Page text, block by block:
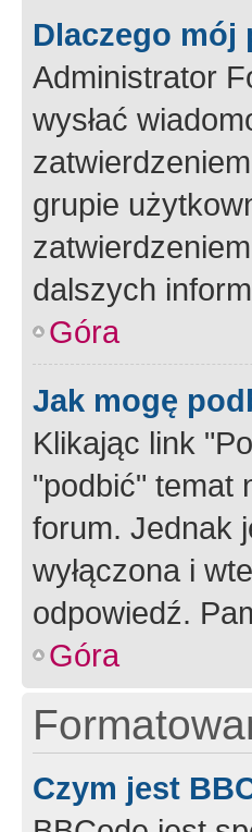
Dlaczego
Administrator
wysłać
grupie
dalszych
Góra
Jak mogę
Klikając link
"podbić" temat
forum. Jednak
wyłączona i
odpowiedź.
Góra
Czym jest